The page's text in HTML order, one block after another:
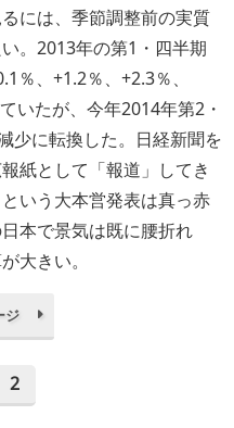
には、季節調整前の実質
。2013年の第1・四半期
％、+1.2％、+2.3％、
いたが、今年2014年第2・
少に転換した。日経新聞を
紙として「報道」してき
いう大本営発表は真っ赤
本で景気は既に腰折れ
大きい。
ジ
2